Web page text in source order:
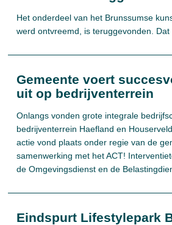
Het onderdeel van het Brunssumse
werd ontvreemd, is teruggevonden. Dat
Gemeente voert
uit op bedrijventerrein
Onlangs vonden grote integrale
bedrijventerrein Haefland en
actie vond plaats onder regie van de
samenwerking met het ACT!
de Omgevingsdienst en de
Eindspurt Lifestylepark